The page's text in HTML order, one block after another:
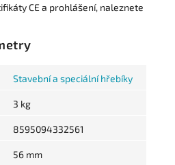
CE a prohlášení, naleznete
Stavební a speciální hřebíky
3 kg
8595094332561
56 mm